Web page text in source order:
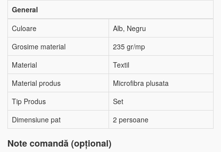
General
Culoare
Alb, Negru
Grosime material
235 gr/mp
Material
Textil
Material produs
Microfibra plusata
Tip Produs
Set
Dimensiune pat
2 persoane
Note comandă (opțional)